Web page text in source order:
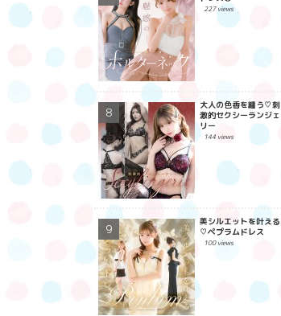
227 views
大人の色香を纏う♡刺
激的セクシーランジェ
リー
144 views
美シルエットを叶える
♡ペプラムドレス
100 views